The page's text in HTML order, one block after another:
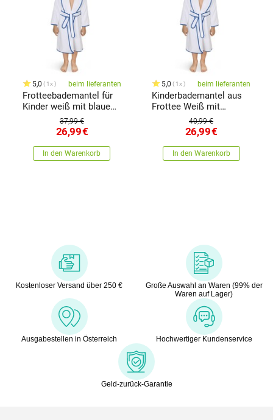
5,0 1x beim lieferanten
Frotteebademantel für
Kinder weiß mit blauem
Rand, 68 cm37,99 €
26,99€
In den Warenkorb
5,0 1x beim lieferanten
Kinderbademantel aus
Frottee Weiß mit
blauem Rand, 80 cm
40,99 €
26,99€
In den Warenkorb
Kostenloser Versand über 250 €
Große Auswahl an Waren (99% der
Waren auf Lager)
Ausgabestellen in Österreich Hochwertiger Kundenservice
Geld-zurück-Garantie